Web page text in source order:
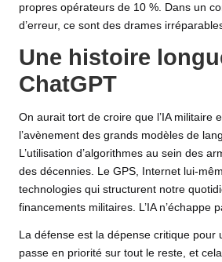
propres opérateurs de 10 %. Dans un
d’erreur, ce sont des drames
Une histoire
ChatGPT
On aurait tort de croire que l’IA militaire
l’avènement des grands modèles de
L’utilisation d’algorithmes au sein des
des décennies. Le GPS, Internet lui-
technologies qui structurent notre
financements militaires. L’IA n’échappe
La défense est la dépense critique pour
passe en priorité sur tout le reste, et